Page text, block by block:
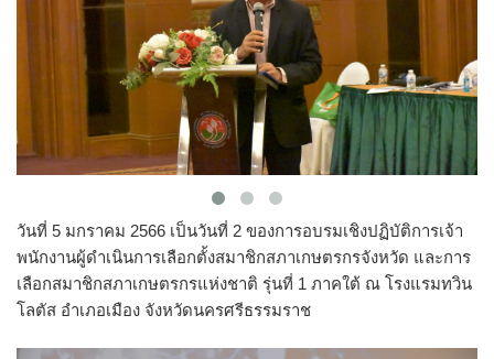
Search
วันที่ 5 มกราคม 2566 เป็นวันที่ 2 ของการอบรมเชิงปฏิบัติการเจ้า
พนักงานผู้ดำเนินการเลือกตั้งสมาชิกสภาเกษตรกรจังหวัด และการ
เลือกสมาชิกสภาเกษตรกรแห่งชาติ รุ่นที่ 1 ภาคใต้ ณ โรงแรมทวิน
โลตัส อำเภอเมือง จังหวัดนครศรีธรรมราช